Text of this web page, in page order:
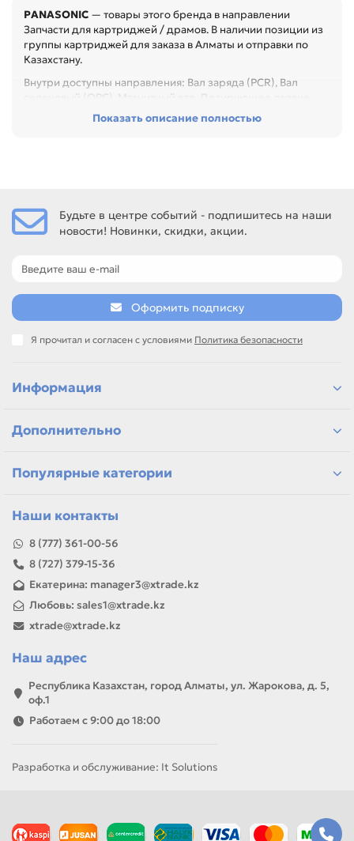
PANASONIC — товары этого бренда в направлении
Запчасти для картриджей / драмов. В наличии позиции из
группы картриджей для заказа в Алматы и отправки по
Казахстану.
Внутри доступны направления: Вал заряда (PCR), Вал
селеновый (OPC), Магнитный вал, Дозирующее лезвие,
Ракель. Они помогают быстрее перейти к нужному бренду,
или техники с регулярной нагрузкой.
Среди товаров этого направления есть, например:
502 / 503, Фотобарабан (KX-FA84A) для PANASONIC KX-
KX-FL262 / 263 / 772 / 773 / 778 / 783 / 403 / 402.
Сравнивайте такие позиции по названию, артикулу и
таблице характеристик.
Если нужен близкий вариант, посмотрите соседние
подбор по модели принтера и коду картриджа
самовывоз и доставка по Алматы, отправка по
Если параметры в карточке совпадают с вашей моделью
или задачей, товар можно использовать для замены,
запаса.
Показать описание полностью
Будьте в центре событий - подпишитесь на наши
новости! Новинки, скидки, акции.
Оформить подписку
Я прочитал и согласен с условиями Политика безопасности
Информация
Дополнительно
Популярные категории
Наши контакты
8 (777) 361-00-56
8 (727) 379-15-36
Екатерина: manager3@xtrade.kz
Любовь: sales1@xtrade.kz
xtrade@xtrade.kz
Наш адрес
Республика Казахстан, город Алматы, ул. Жарокова, д. 5,
оф.1
Работаем с 9:00 до 18:00
Разработка и обслуживание: It Solutions